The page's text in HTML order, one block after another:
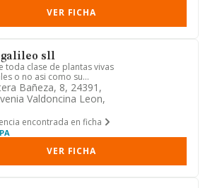
VER FICHA
galileo sll
toda clase de plantas vivas
o no asi como su
e impo...
Bañeza, 8, 24391,
Valdoncina Leon,
encontrada en ficha
VER FICHA